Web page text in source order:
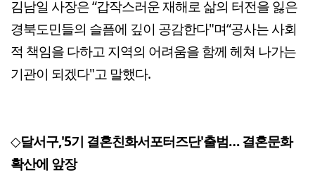
김남일 사장은 “갑작스러운 재해로 삶의 터전을 잃은
경북도민들의 슬픔에 깊이 공감한다"며“공사는 사회
적 책임을 다하고 지역의 어려움을 함께 헤쳐 나가는
기관이 되겠다"고 말했다.
◇달서구,'5기 결혼친화서포터즈단'출범… 결혼문화
확산에 앞장